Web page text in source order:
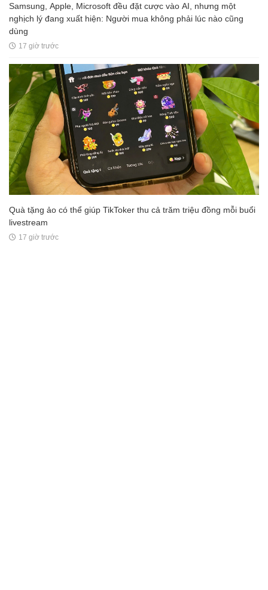
Samsung, Apple, Microsoft đều đặt cược vào AI, nhưng một
nghịch lý đang xuất hiện: Người mua không phải lúc nào cũng
dùng
17 giờ trước
Quà tặng ảo có thể giúp TikToker thu cả trăm triệu đồng mỗi buổi
livestream
17 giờ trước